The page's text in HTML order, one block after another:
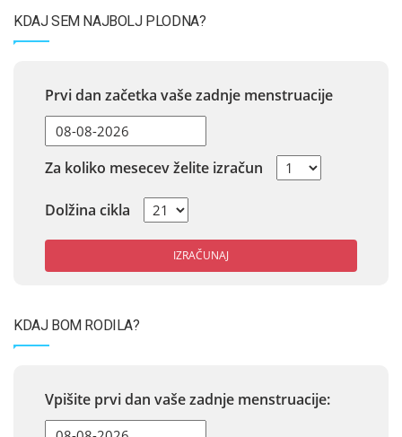
KDAJ SEM NAJBOLJ PLODNA?
Prvi dan začetka vaše zadnje menstruacije
Za koliko mesecev želite izračun
Dolžina cikla
IZRAČUNAJ
KDAJ BOM RODILA?
Vpišite prvi dan vaše zadnje menstruacije: